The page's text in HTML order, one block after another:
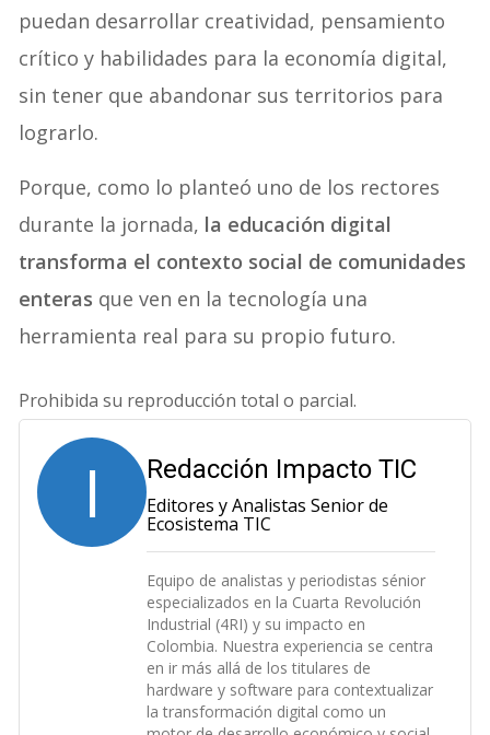
puedan desarrollar creatividad, pensamiento
crítico y habilidades para la economía digital,
sin tener que abandonar sus territorios para
lograrlo.
Porque, como lo planteó uno de los rectores
durante la jornada, la educación digital
transforma el contexto social de comunidades
enteras que ven en la tecnología una
herramienta real para su propio futuro.
Prohibida su reproducción total o parcial.
I Redacción Impacto TIC
Editores y Analistas Senior de
Ecosistema TIC
Equipo de analistas y periodistas sénior
especializados en la Cuarta Revolución
Industrial (4RI) y su impacto en
Colombia. Nuestra experiencia se centra
en ir más allá de los titulares de
hardware y software para contextualizar
la transformación digital como un